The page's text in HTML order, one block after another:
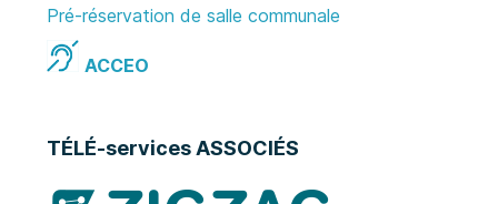
Pré-réservation de salle communale
ACCEO
TÉLÉ-services ASSOCIÉS